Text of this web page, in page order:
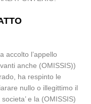
accolto l’appello
anche (OMISSIS))
ha respinto le
nullo o illegittimo il
e la (OMISSIS)